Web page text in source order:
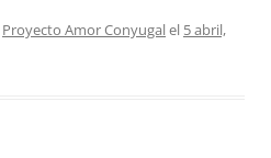
Proyecto Amor Conyugalel 5 abril,